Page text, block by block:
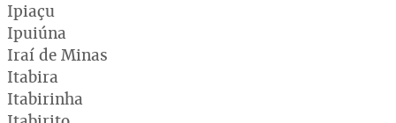
Ipiaçu
Ipuiúna
Iraí de Minas
Itabira
Itabirinha